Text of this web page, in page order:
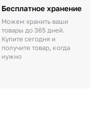
Бесплатное хранение
Можем хранить ваши
товары до 365 дней.
Купите сегодня и
получите товар, когда
нужно